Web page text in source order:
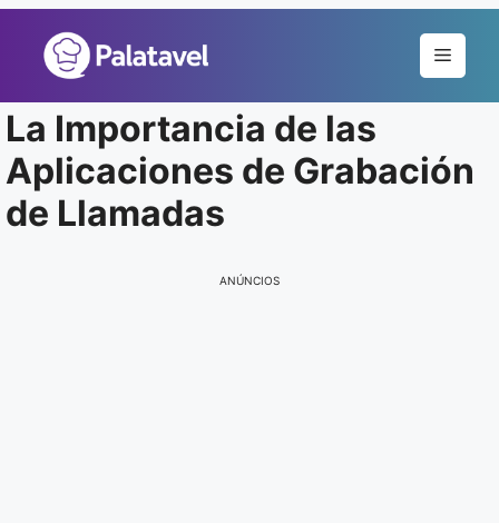
conteúdo
Menu
La Importancia de las
Aplicaciones de Grabación
de Llamadas
ANÚNCIOS